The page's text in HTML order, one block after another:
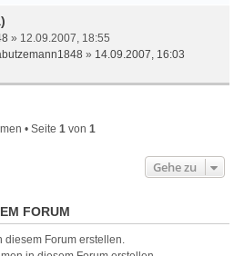
» 12.09.2007, 18:55
» 14.09.2007, 16:03
• Seite 1von 1
Gehe zu
FORUM
diesem Forum erstellen.